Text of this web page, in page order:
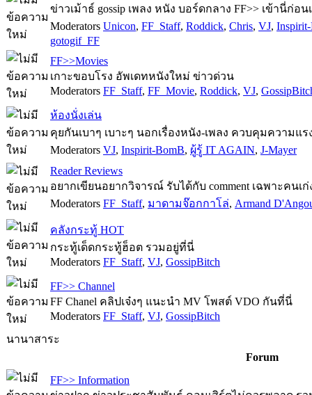
ข่าวเม้าธ์ gossip เพลง หนัง บอร์ดกลาง FF>> เข้านี่ก่อน
Moderators Unicon, FF_Staff, Roddick, Chris, VJ,
gotogif_FF
FF>>Movies
เกาะขอบโรง อัพเดทหนังใหม่ ข่าวด่วน
Moderators FF_Staff, FF_Movie, Roddick, VJ,
ห้องนั่งเล่น
คุยกันเบาๆ เบาะๆ นอกเรื่องหนัง-เพลง ควบคุมความแร
Moderators VJ, Inspirit-BomB, ผู้รู้ IT AGAIN, J-Mayer
Reader Reviews
อยากเขียนอยากวิจารณ์ รับได้กับ comment เฉพาะคนเ
Moderators FF_Staff, มาดามจ๊อกกาโล่, Armand
คลังกระทู้ HOT
กระทู้เด็ดกระทู้ฮ็อต รวมอยู่ที่นี่
Moderators FF_Staff, VJ, GossipBitch
FF>> Channel
FF Chanel คลิปเจ๋งๆ แนะนำ MV โพสต์ VDO กันที่นี่
Moderators FF_Staff, VJ, GossipBitch
นานาสาระ
Forum
FF>> Information